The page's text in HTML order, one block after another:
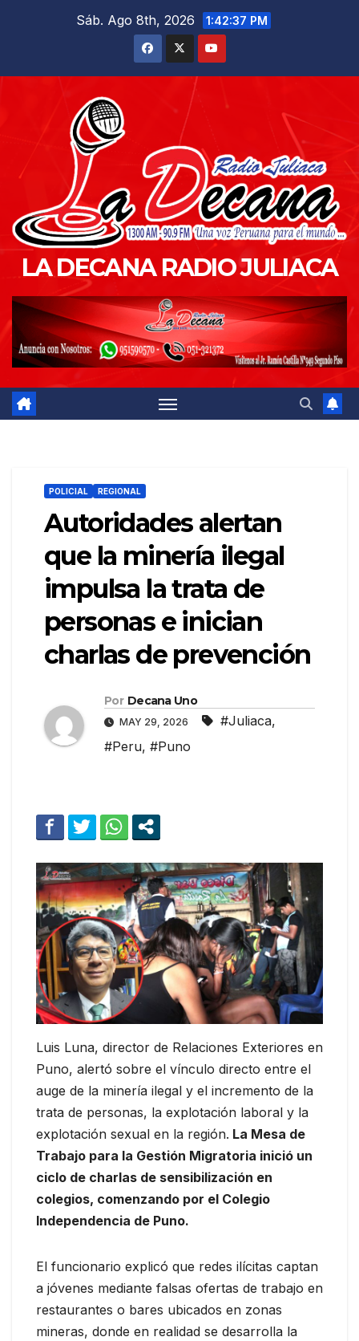
Sáb. Ago 8th, 2026 1:42:38 PM
LA DECANA RADIO JULIACA
POLICIAL REGIONAL
Autoridades alertan
que la minería ilegal
impulsa la trata de
personas e inician
charlas de prevención
Por Decana Uno
MAY 29, 2026 #Juliaca,
#Peru, #Puno
Luis Luna, director de Relaciones Exteriores en
Puno, alertó sobre el vínculo directo entre el
auge de la minería ilegal y el incremento de la
trata de personas, la explotación laboral y la
explotación sexual en la región. La Mesa de
Trabajo para la Gestión Migratoria inició un
ciclo de charlas de sensibilización en
colegios, comenzando por el Colegio
Independencia de Puno.
El funcionario explicó que redes ilícitas captan
a jóvenes mediante falsas ofertas de trabajo en
restaurantes o bares ubicados en zonas
mineras, donde en realidad se desarrolla la